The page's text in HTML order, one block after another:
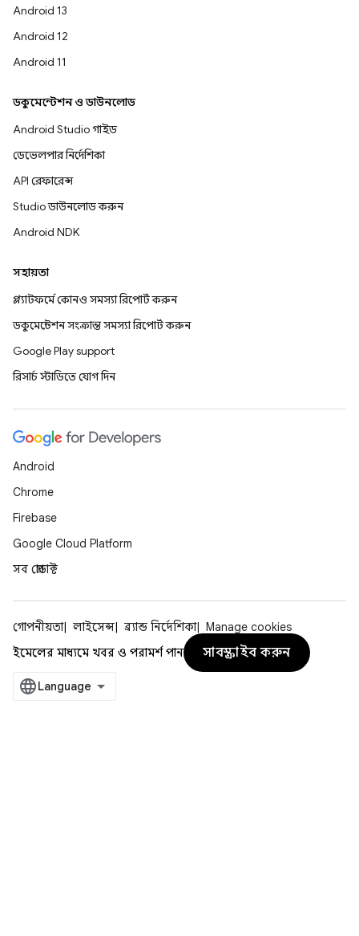
Android 13
Android 12
Android 11
ডকুমেন্টেশন ও ডাউনলোড
Android Studio গাইড
ডেভেলপার নির্দেশিকা
API রেফারেন্স
Studio ডাউনলোড করুন
Android NDK
সহায়তা
প্ল্যাটফর্মে কোনও সমস্যা রিপোর্ট করুন
ডকুমেন্টেশন সংক্রান্ত সমস্যা রিপোর্ট করুন
Google Play support
রিসার্চ স্টাডিতে যোগ দিন
Android
Chrome
Firebase
Google Cloud Platform
সব প্রোডাক্ট
গোপনীয়তা লাইসেন্স ব্র্যান্ড নির্দেশিকা
Manage cookies
ইমেলের মাধ্যমে খবর ও পরামর্শ পান
সাবস্ক্রাইব করুন